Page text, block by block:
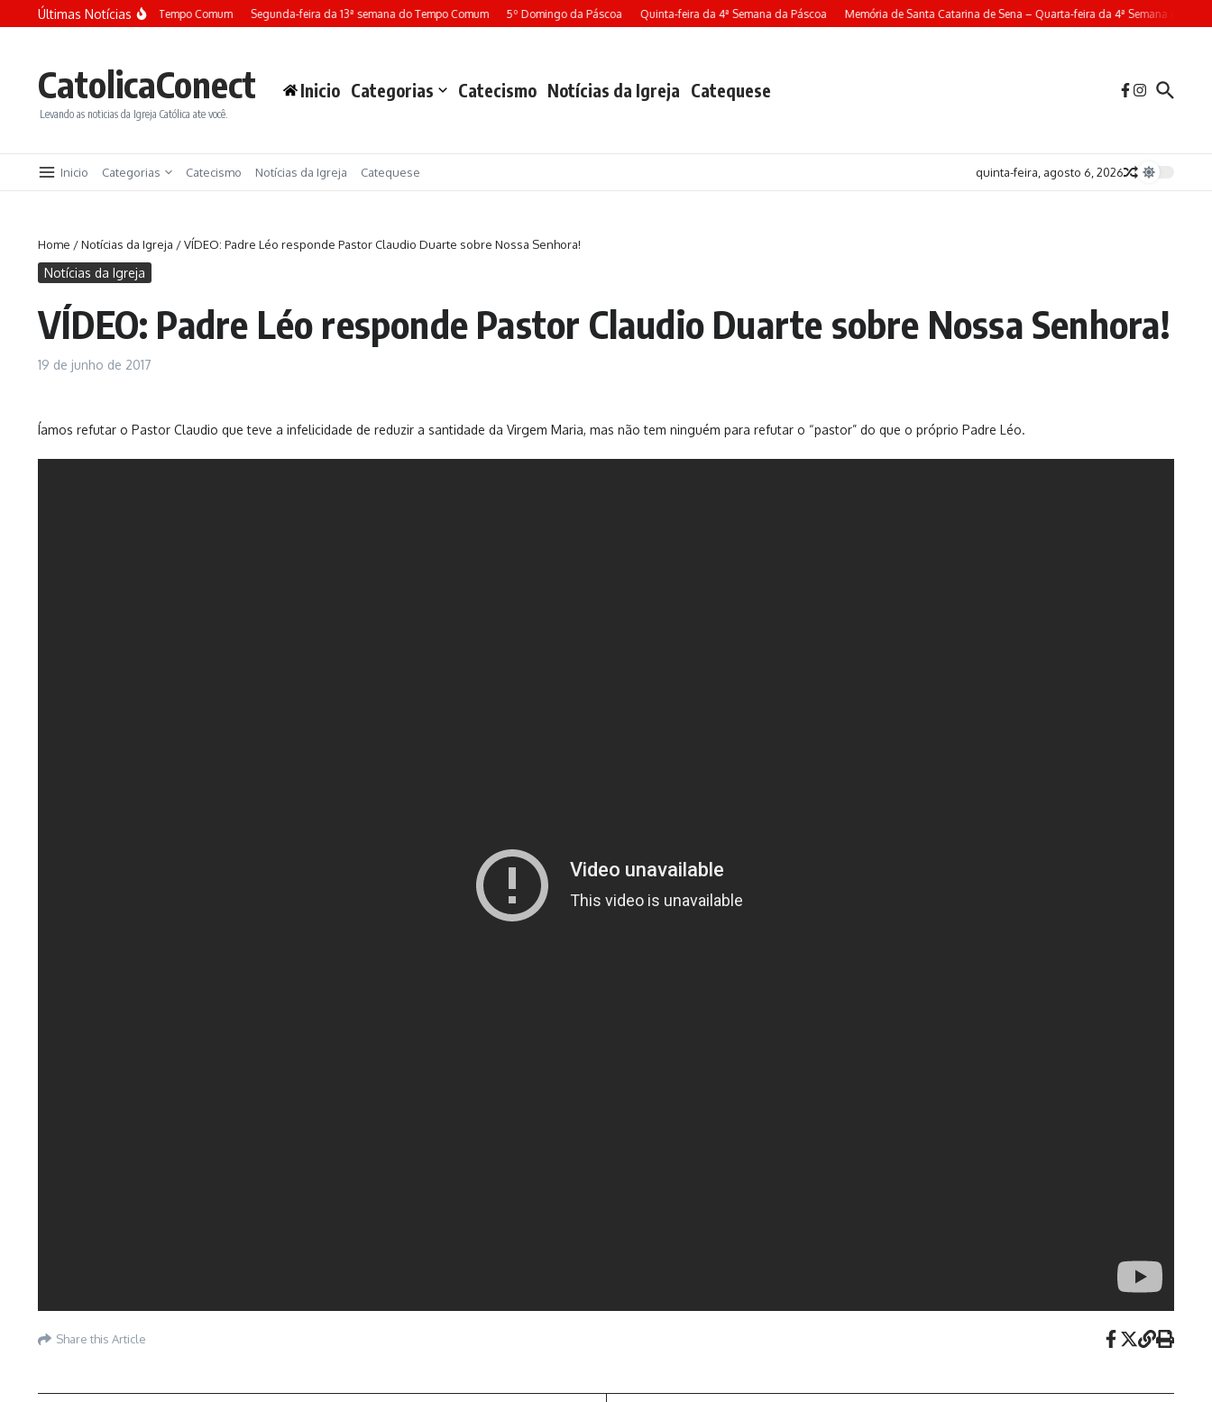
Ir para o conteúdo
Últimas Notícias
Terça-feira da 13ª semana do Tempo Comum Segunda-feira da 13ª semana do Tempo Comum 5º Domingo da Páscoa Quinta-feira da 4ª Semana da Páscoa Memória de Santa Catarina de Sena – Quarta-feira da 4ª Semana da Páscoa
CatolicaConect
Levando as noticias da Igreja Católica ate você.
Inicio Categorias Catecismo Notícias da Igreja Catequese
Inicio Categorias Catecismo Notícias da Igreja Catequese quinta-feira, agosto 6, 2026
Home /Notícias da Igreja /VÍDEO: Padre Léo responde Pastor Claudio Duarte sobre Nossa Senhora!
Notícias da Igreja
VÍDEO: Padre Léo responde Pastor Claudio Duarte sobre Nossa Senhora!
19 de junho de 2017
Íamos refutar o Pastor Claudio que teve a infelicidade de reduzir a santidade da Virgem Maria, mas não tem ninguém para refutar o “pastor” do que o próprio Padre Léo.
Share this Article